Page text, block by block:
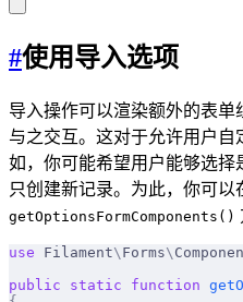
#使用导入选项
导入操作可以渲染额外的表
与之交互。这对于允许用户自
如，你可能希望用户能够选
只创建新记录。为此，你可以
getOptionsFormComponents()
use Filament\ Forms\
public static function